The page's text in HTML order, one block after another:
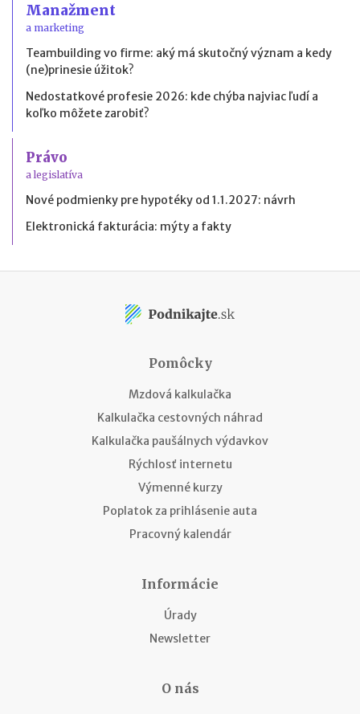
Manažment
a marketing
Teambuilding vo firme: aký má skutočný význam a kedy
(ne)prinesie úžitok?
Nedostatkové profesie 2026: kde chýba najviac ľudí a
koľko môžete zarobiť?
Právo
a legislatíva
Nové podmienky pre hypotéky od 1.1.2027: návrh
Elektronická fakturácia: mýty a fakty
Pomôcky
Mzdová kalkulačka
Kalkulačka cestovných náhrad
Kalkulačka paušálnych výdavkov
Rýchlosť internetu
Výmenné kurzy
Poplatok za prihlásenie auta
Pracovný kalendár
Informácie
Úrady
Newsletter
O nás